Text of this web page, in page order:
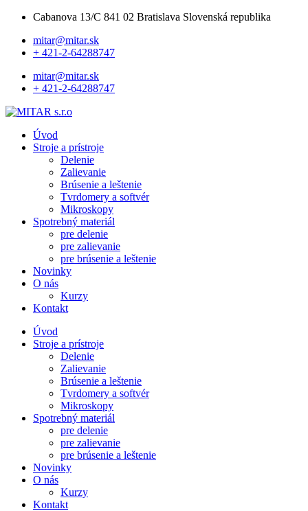
Cabanova 13/C 841 02 Bratislava Slovenská republika
mitar@mitar.sk
+ 421-2-64288747
mitar@mitar.sk
+ 421-2-64288747
Úvod
Stroje a prístroje
Delenie
Zalievanie
Brúsenie a leštenie
Tvrdomery a softvér
Mikroskopy
Spotrebný materiál
pre delenie
pre zalievanie
pre brúsenie a leštenie
Novinky
O nás
Kurzy
Kontakt
Úvod
Stroje a prístroje
Delenie
Zalievanie
Brúsenie a leštenie
Tvrdomery a softvér
Mikroskopy
Spotrebný materiál
pre delenie
pre zalievanie
pre brúsenie a leštenie
Novinky
O nás
Kurzy
Kontakt